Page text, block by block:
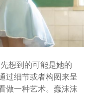
想到的可能是她的
过细节或者构图来呈
做一种艺术。蠢沫沫